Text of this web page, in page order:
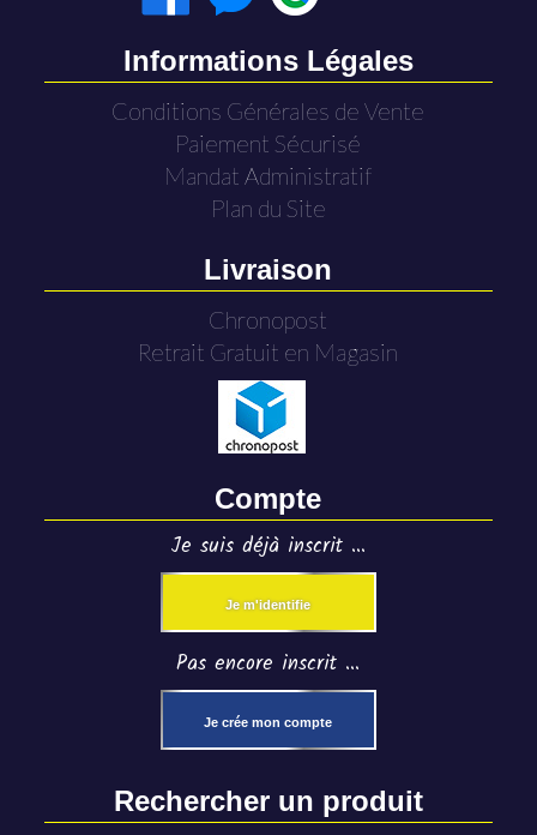
Informations Légales
Conditions Générales de Vente
Paiement Sécurisé
Mandat Administratif
Plan du Site
Livraison
Chronopost
Retrait Gratuit en Magasin
Compte
Je suis déjà inscrit ...
Je m'identifie
Pas encore inscrit ...
Je crée mon compte
Rechercher un produit